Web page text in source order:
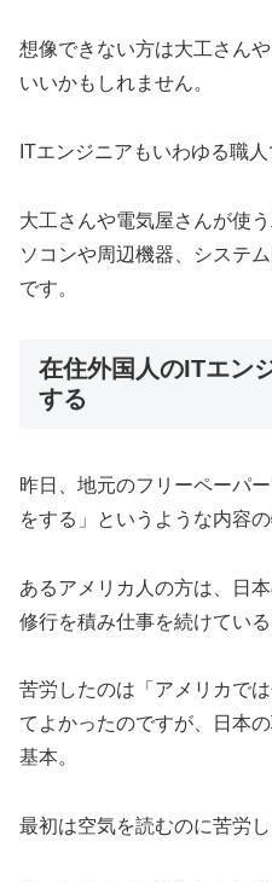
想像できない方は大工さん
いいかもしれません。
ITエンジニアもいわゆる職人
大工さんや電気屋さんが使
ソコンや周辺機器、システ
です。
在住外国人のITエン
する
昨日、地元のフリーペーパ
をする」というような内容
あるアメリカ人の方は、日
修行を積み仕事を続けている
苦労したのは「アメリカで
てよかったのですが、日本
基本。
最初は空気を読むのに苦労